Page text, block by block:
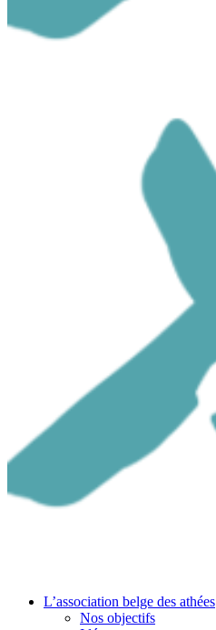
L’association belge des athées
Nos objectifs